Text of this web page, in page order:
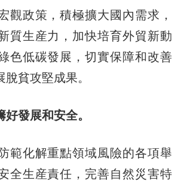
政策，積極擴大國內需求，
質生産力，加快培育外貿新動
色低碳發展，切實保障和改善
貧攻堅成果。
發展和安全。
化解重點領域風險的各項舉
全生産責任，完善自然災害特